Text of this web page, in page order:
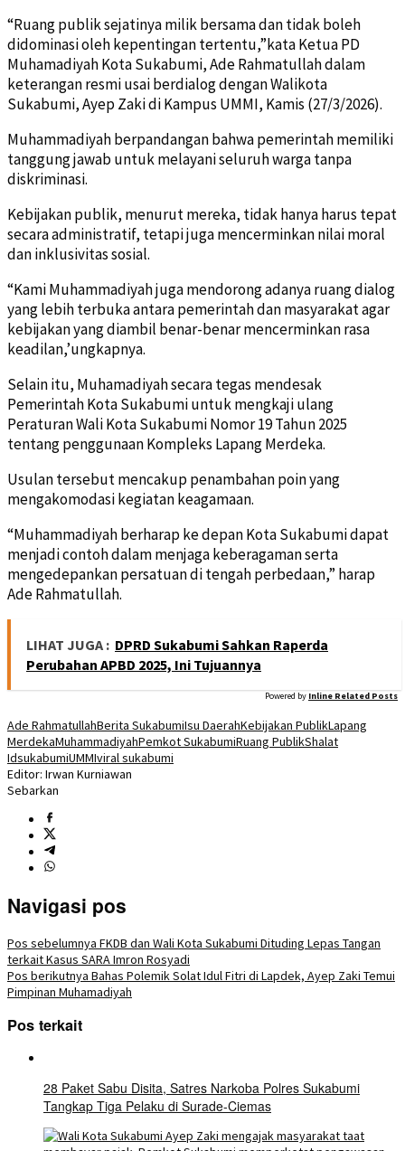
“Ruang publik sejatinya milik bersama dan tidak boleh
didominasi oleh kepentingan tertentu,”kata Ketua PD
Muhamadiyah Kota Sukabumi, Ade Rahmatullah dalam
keterangan resmi usai berdialog dengan Walikota
Sukabumi, Ayep Zaki di Kampus UMMI, Kamis (27/3/2026).
Muhammadiyah berpandangan bahwa pemerintah memiliki
tanggung jawab untuk melayani seluruh warga tanpa
diskriminasi.
Kebijakan publik, menurut mereka, tidak hanya harus tepat
secara administratif, tetapi juga mencerminkan nilai moral
dan inklusivitas sosial.
“Kami Muhammadiyah juga mendorong adanya ruang dialog
yang lebih terbuka antara pemerintah dan masyarakat agar
kebijakan yang diambil benar-benar mencerminkan rasa
keadilan,’ungkapnya.
Selain itu, Muhamadiyah secara tegas mendesak
Pemerintah Kota Sukabumi untuk mengkaji ulang
Peraturan Wali Kota Sukabumi Nomor 19 Tahun 2025
tentang penggunaan Kompleks Lapang Merdeka.
Usulan tersebut mencakup penambahan poin yang
mengakomodasi kegiatan keagamaan.
“Muhammadiyah berharap ke depan Kota Sukabumi dapat
menjadi contoh dalam menjaga keberagaman serta
mengedepankan persatuan di tengah perbedaan,” harap
Ade Rahmatullah.
LIHAT JUGA : DPRD Sukabumi Sahkan Raperda
Perubahan APBD 2025, Ini Tujuannya
Powered by Inline Related Posts
Ade RahmatullahBerita SukabumiIsu DaerahKebijakan PublikLapang
MerdekaMuhammadiyahPemkot SukabumiRuang PublikShalat
IdsukabumiUMMIviral sukabumi
Editor: Irwan Kurniawan
Sebarkan
Navigasi pos
Pos sebelumnya FKDB dan Wali Kota Sukabumi Dituding Lepas Tangan
terkait Kasus SARA Imron Rosyadi
Pos berikutnya Bahas Polemik Solat Idul Fitri di Lapdek, Ayep Zaki Temui
Pimpinan Muhamadiyah
Pos terkait
28 Paket Sabu Disita, Satres Narkoba Polres Sukabumi
Tangkap Tiga Pelaku di Surade-Ciemas